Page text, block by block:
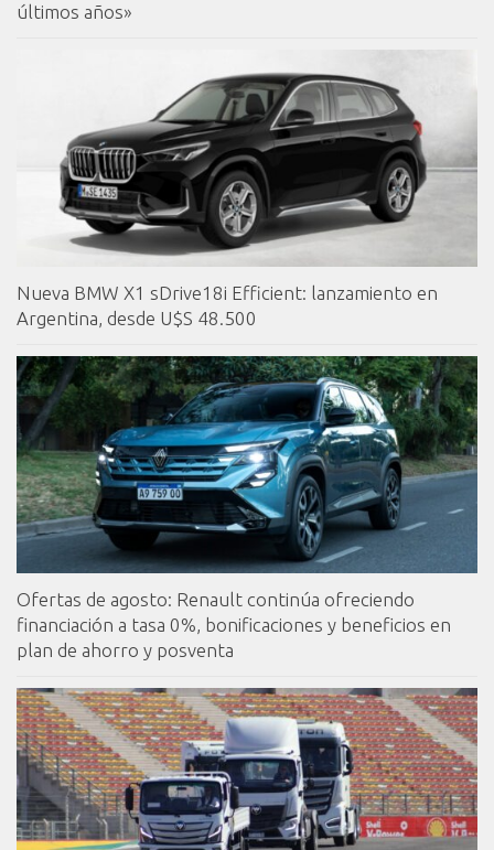
últimos años»
Nueva BMW X1 sDrive18i Efficient: lanzamiento en
Argentina, desde U$S 48.500
Ofertas de agosto: Renault continúa ofreciendo
financiación a tasa 0%, bonificaciones y beneficios en
plan de ahorro y posventa